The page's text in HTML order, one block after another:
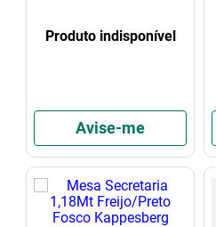
Produto indisponível
Avise-me